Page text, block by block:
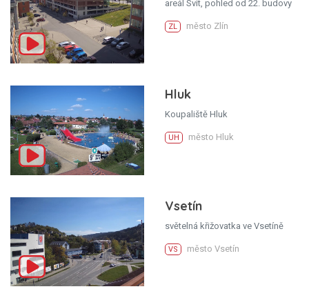
areál Svit, pohled od 22. budovy
ZL město Zlín
Hluk
Koupaliště Hluk
UH město Hluk
Vsetín
světelná křižovatka ve Vsetíně
VS město Vsetín